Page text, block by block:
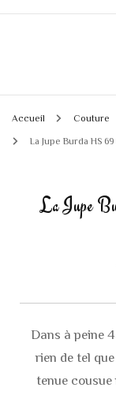
Accueil Couture
La Jupe Burda HS
La Jupe
Dans à peine
rien de tel
tenue